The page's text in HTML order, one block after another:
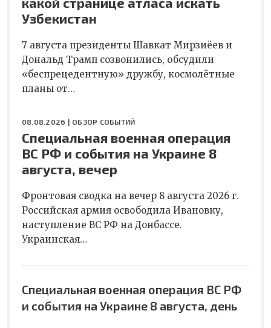
Узбекистан
7 августа президенты Шавкат Мирзиёев и
Дональд Трамп созвонились, обсудили
«беспрецедентную» дружбу, космолётные
планы от…
08.08.2026 | ОБЗОР СОБЫТИЙ
Специальная военная операция
ВС РФ и события на Украине 8
августа, вечер
Фронтовая сводка на вечер 8 августа 2026 г.
Российская армия освободила Ивановку,
наступление ВС РФ на Донбассе.
Украинская…
Специальная военная операция ВС РФ
и события на Украине 8 августа, день